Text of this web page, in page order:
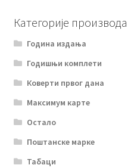
Категорије производа
Година издања
Годишњи комплети
Коверти првог дана
Максимум карте
Остало
Поштанске марке
Табаци